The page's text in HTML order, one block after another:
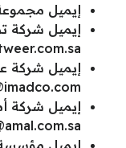
إيميل
إيميل شركة
إيميل شركة
إيميل شركة